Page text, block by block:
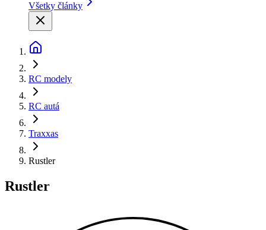
Všetky články
RC modely
RC autá
Traxxas
Rustler
Rustler